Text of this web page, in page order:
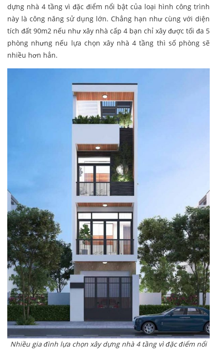
dựng nhà 4 tầng vì đặc điểm nổi bật của loại hình công trình
này là công năng sử dụng lớn. Chẳng hạn như cùng với diện
tích đất 90m2 nếu như xây nhà cấp 4 bạn chỉ xây được tối đa 5
phòng nhưng nếu lựa chọn xây nhà 4 tầng thì số phòng sẽ
nhiều hơn hẳn.
Nhiều gia đình lựa chọn xây dựng nhà 4 tầng vì đặc điểm nổi